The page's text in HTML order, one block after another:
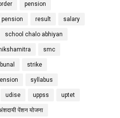
pension
pension result salary
school chalo abhiyan
smc
strike
syllabus
udise uppss uptet
पेंशन योजना